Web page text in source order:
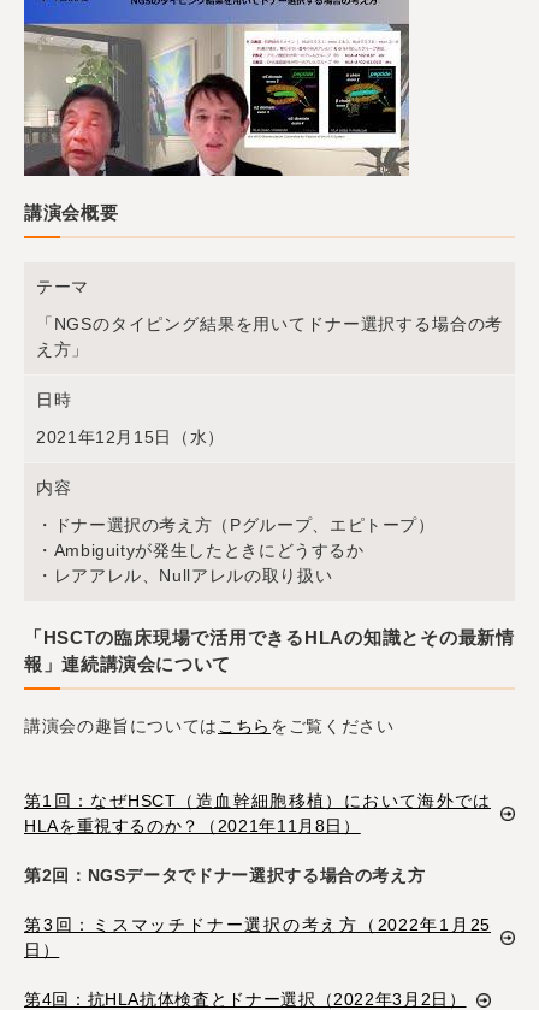
講演会概要
テーマ
「NGSのタイピング結果を用いてドナー選択する場合の考
え方」
日時
2021年12月15日（水）
内容
・ドナー選択の考え方（Pグループ、エピトープ）
・Ambiguityが発生したときにどうするか
・レアアレル、Nullアレルの取り扱い
「HSCTの臨床現場で活用できるHLAの知識とその最新情
報」連続講演会について
講演会の趣旨については こちら をご覧ください
第1回：なぜHSCT（造血幹細胞移植）において海外では
HLAを重視するのか？（2021年11月8日）
第2回：NGSデータでドナー選択する場合の考え方
第3回：ミスマッチドナー選択の考え方（2022年1月25
日）
第4回：抗HLA抗体検査とドナー選択（2022年3月2日）